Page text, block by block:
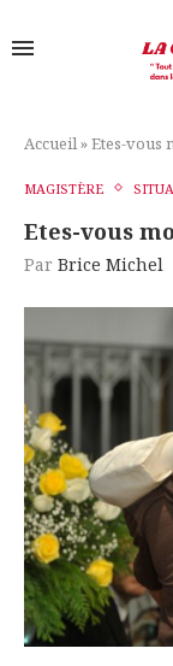
Accueil»Etes-vous
MAGISTÈRE
Etes-vous
Par Brice Michel